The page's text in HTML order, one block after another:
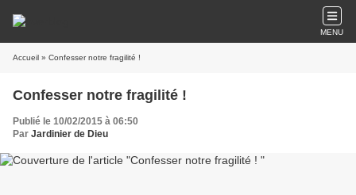
MENU
Accueil » Confesser notre fragilité !
Confesser notre fragilité !
Publié le 10/02/2015 à 06:50
Par Jardinier de Dieu